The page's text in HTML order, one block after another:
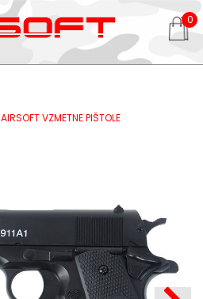
0
AIRSOFT VZMETNE PIŠTOLE